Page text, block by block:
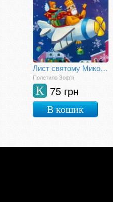
Лист святому Миколаю
Полетило Зоф'я
75 грн
К
В кошик